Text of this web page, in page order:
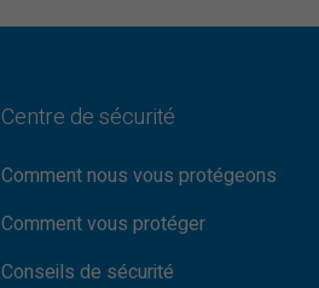
Centre de sécurité
Comment nous vous protégeons
Comment vous protéger
Conseils de sécurité